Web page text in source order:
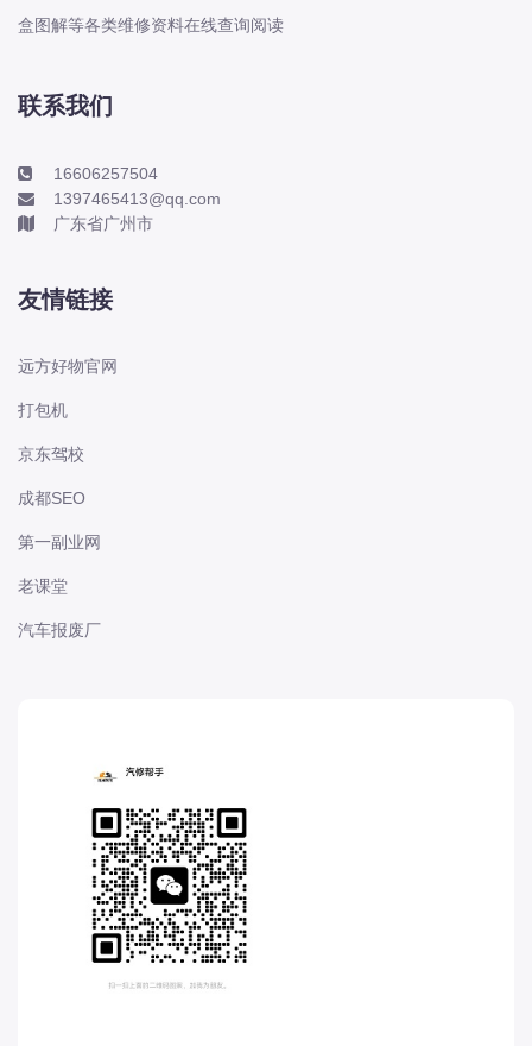
道奇
丰田-一汽丰田
丰田-广汽丰田
丰田-广汽丰田
丰田-进口丰田
枫叶
福特
福特-江铃福特
福特-江铃福特
G
GMC
国机智骏
观致
盒图解等各类维修资料在线查询阅读
联系我们
16606257504
1397465413@qq.com
广东省广州市
友情链接
远方好物官网
打包机
京东驾校
成都SEO
第一副业网
老课堂
汽车报废厂